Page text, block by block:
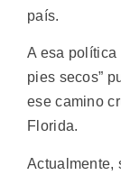
país.
A esa política
pies secos”
ese camino
Florida.
Actualmente,